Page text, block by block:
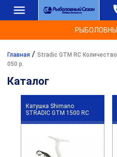
Главная / Stradic GTM RC
050 р.
Каталог
Катушка Shimano
STRADIC GTM 1500 RC